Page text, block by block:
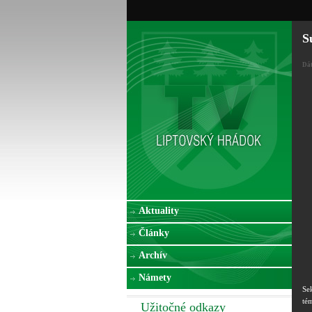
Aktuality
Články
Archív
Námety
Užitočné odkazy